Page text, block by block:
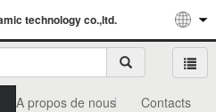
technology co.,ltd.
A propos de nous Contacts